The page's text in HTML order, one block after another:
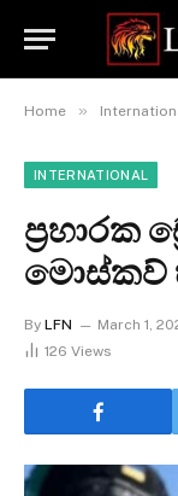
Home »
INTERNATIONAL
ප්‍රහාරක
මොස්කව්
By LFN March 1,
126 Views